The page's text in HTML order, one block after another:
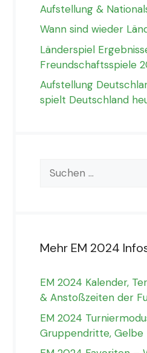
Aufstellung &
Wann sind wieder
Länderspiel
Freundschaftsspiele
Aufstellung
spielt Deutschland
Suchen
nach:
Mehr EM 2024
EM 2024 Kalender,
& Anstoßzeiten der
EM 2024
Gruppendritte, Gelbe